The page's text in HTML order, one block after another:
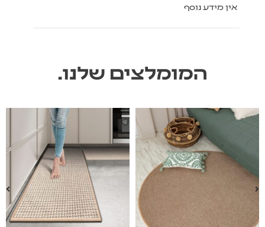
אין מידע נוסף
המומלצים שלנו.